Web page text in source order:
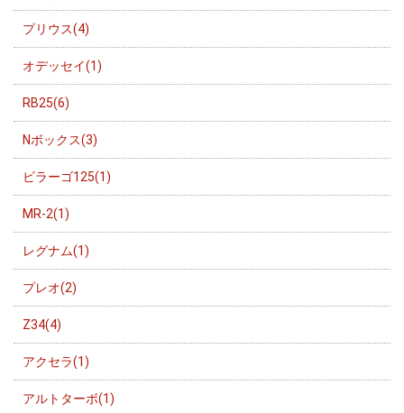
プリウス(4)
オデッセイ(1)
RB25(6)
Nボックス(3)
ビラーゴ125(1)
MR-2(1)
レグナム(1)
プレオ(2)
Z34(4)
アクセラ(1)
アルトターボ(1)